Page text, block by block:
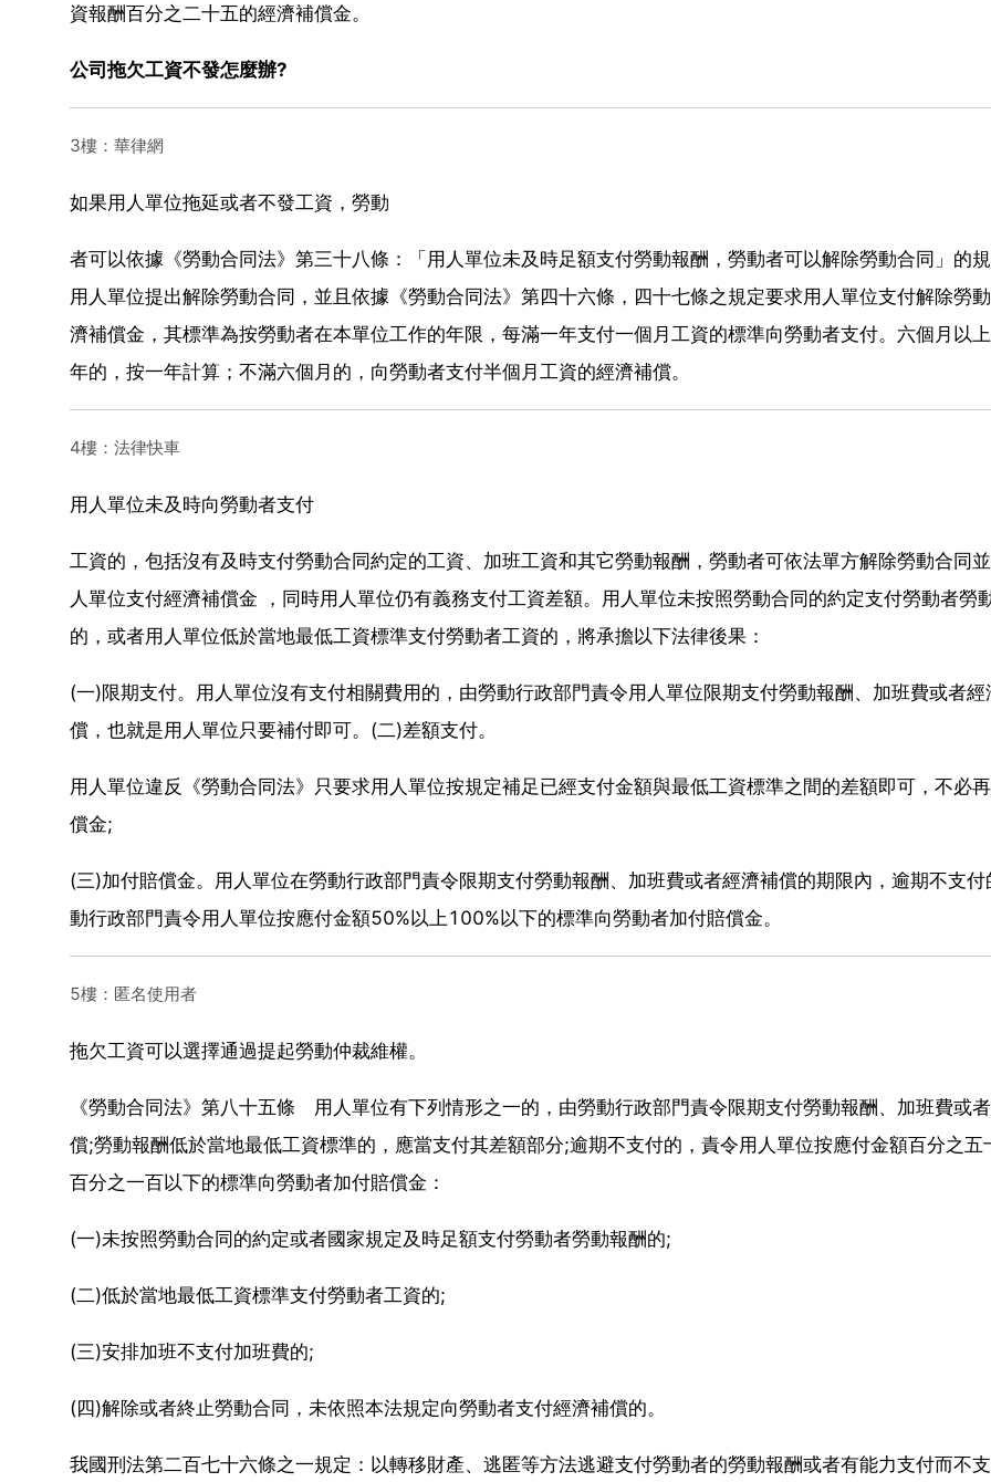
資報酬百分之二十五的經濟補償金。
公司拖欠工資不發怎麼辦?
3樓：華律網
如果用人單位拖延或者不發工資，勞動
者可以依據《勞動合同法》第三十八條：「用人單位未及時足額支付勞動報酬，勞動者可以解除勞動合同」的
用人單位提出解除勞動合同，並且依據《勞動合同法》第四十六條，四十七條之規定要求用人單位支付解除勞
濟補償金，其標準為按勞動者在本單位工作的年限，每滿一年支付一個月工資的標準向勞動者支付。六個月以
年的，按一年計算；不滿六個月的，向勞動者支付半個月工資的經濟補償。
4樓：法律快車
用人單位未及時向勞動者支付
工資的，包括沒有及時支付勞動合同約定的工資、加班工資和其它勞動報酬，勞動者可依法單方解除勞動合同
人單位支付經濟補償金 ，同時用人單位仍有義務支付工資差額。用人單位未按照勞動合同的約定支付勞動者勞
的，或者用人單位低於當地最低工資標準支付勞動者工資的，將承擔以下法律後果：
(一)限期支付。用人單位沒有支付相關費用的，由勞動行政部門責令用人單位限期支付勞動報酬、加班費或者經
償，也就是用人單位只要補付即可。(二)差額支付。
用人單位違反《勞動合同法》只要求用人單位按規定補足已經支付金額與最低工資標準之間的差額即可，不必
償金;
(三)加付賠償金。用人單位在勞動行政部門責令限期支付勞動報酬、加班費或者經濟補償的期限內，逾期不支付
動行政部門責令用人單位按應付金額50%以上100%以下的標準向勞動者加付賠償金。
5樓：匿名使用者
拖欠工資可以選擇通過提起勞動仲裁維權。
《勞動合同法》第八十五條 用人單位有下列情形之一的，由勞動行政部門責令限期支付勞動報酬、加班費或
償;勞動報酬低於當地最低工資標準的，應當支付其差額部分;逾期不支付的，責令用人單位按應付金額百分之五
百分之一百以下的標準向勞動者加付賠償金：
(一)未按照勞動合同的約定或者國家規定及時足額支付勞動者勞動報酬的;
(二)低於當地最低工資標準支付勞動者工資的;
(三)安排加班不支付加班費的;
(四)解除或者終止勞動合同，未依照本法規定向勞動者支付經濟補償的。
我國刑法第二百七十六條之一規定：以轉移財產、逃匿等方法逃避支付勞動者的勞動報酬或者有能力支付而不